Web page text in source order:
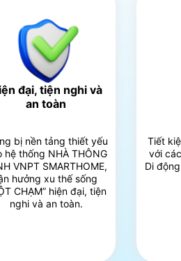
đại, tiện nghi và
an toàn
bị nền tảng thiết yếu
hệ thống NHÀ THÔNG
VNPT SMARTHOME,
hưởng xu thế sống
CHẠM” hiện đại, tiện
nghi và an toàn.
Tiết
với
Di